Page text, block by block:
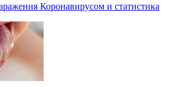
Коронавирусом и статистика